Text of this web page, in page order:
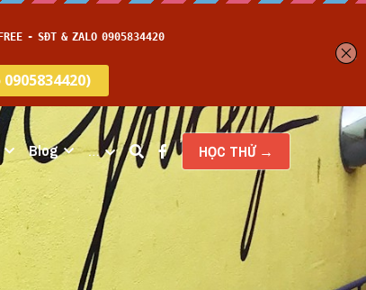
Blog … HỌC THỬ →